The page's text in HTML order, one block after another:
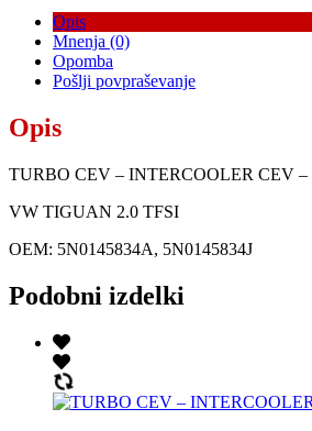
Opis
Mnenja (0)
Opomba
Pošlji povpraševanje
Opis
TURBO CEV – INTERCOOLER CEV –
VW TIGUAN 2.0 TFSI
OEM: 5N0145834A, 5N0145834J
Podobni izdelki